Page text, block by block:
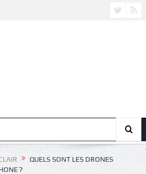
QUELS SONT LES DRONES
?